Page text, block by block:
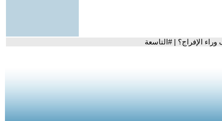
الإفراج؟ | #التاسعة